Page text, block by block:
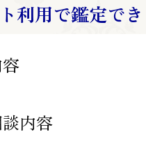
利用で鑑定で
内容